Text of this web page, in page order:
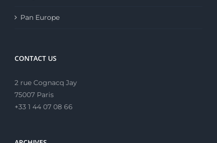
Pan Europe
CONTACT US
2 rue Cognacq Jay
75007 Paris
+33 1 44 07 08 66